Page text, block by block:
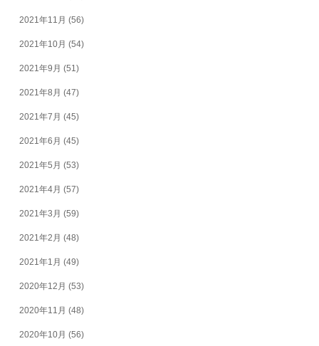
2021年11月 (56)
2021年10月 (54)
2021年9月 (51)
2021年8月 (47)
2021年7月 (45)
2021年6月 (45)
2021年5月 (53)
2021年4月 (57)
2021年3月 (59)
2021年2月 (48)
2021年1月 (49)
2020年12月 (53)
2020年11月 (48)
2020年10月 (56)